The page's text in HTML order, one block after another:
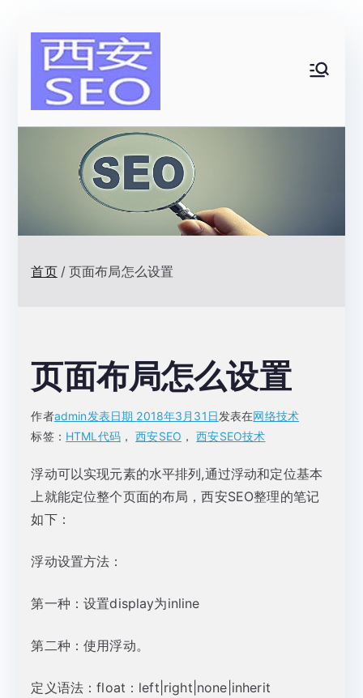
网站排名优
化顾问|一
名网络技术
首页 页面布局怎么设置
页面布局怎么设置
作者admin发表日期 2018年3月31日发表在网络技术
标签： HTML代码，西安SEO ，西安SEO技术
浮动可以实现元素的水平排列,通过浮动和定位基本
上就能定位整个页面的布局，西安SEO整理的笔记
如下：
浮动设置方法：
第一种：设置display为inline
第二种：使用浮动。
定义语法：float：left|right|none|inherit